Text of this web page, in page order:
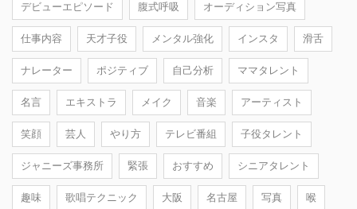
デビューエピソード 腹式呼吸 オーディション写真
仕事内容 天才子役 メンタル強化 インスタ 滑舌
ナレーター ポジティブ 自己分析 ママタレント
名言 エキストラ メイク 音楽 アーティスト
笑顔 芸人 やり方 テレビ番組 子役タレント
ジャニーズ事務所 緊張 おすすめ シニアタレント
趣味 歌唱テクニック 大阪 名古屋 写真 喉